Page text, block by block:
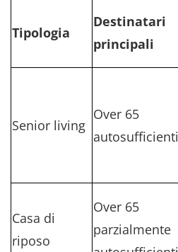
Tipologia
Destinatari
principali
Senior living
Over 65
autosufficienti
Casa di
riposo
Over 65
parzialmente